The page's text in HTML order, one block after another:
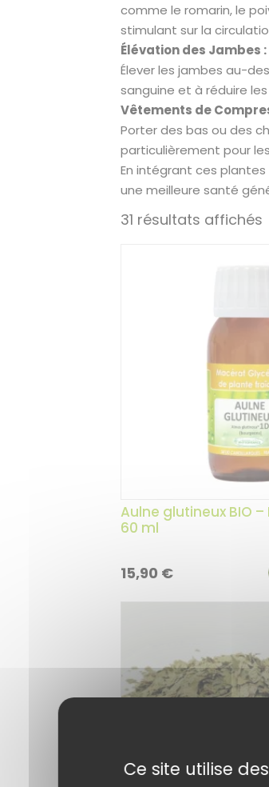
comme le romarin, le
stimulant sur la
Élévation des Jambes :
Élever les jambes au-
sanguine et à réduire
Vêtements de
Porter des bas ou des
particulièrement pour
En intégrant ces
une meilleure santé
31 résultats affichés
Aulne glutineux BIO –
60 ml
15,90 €
Ce site utilise